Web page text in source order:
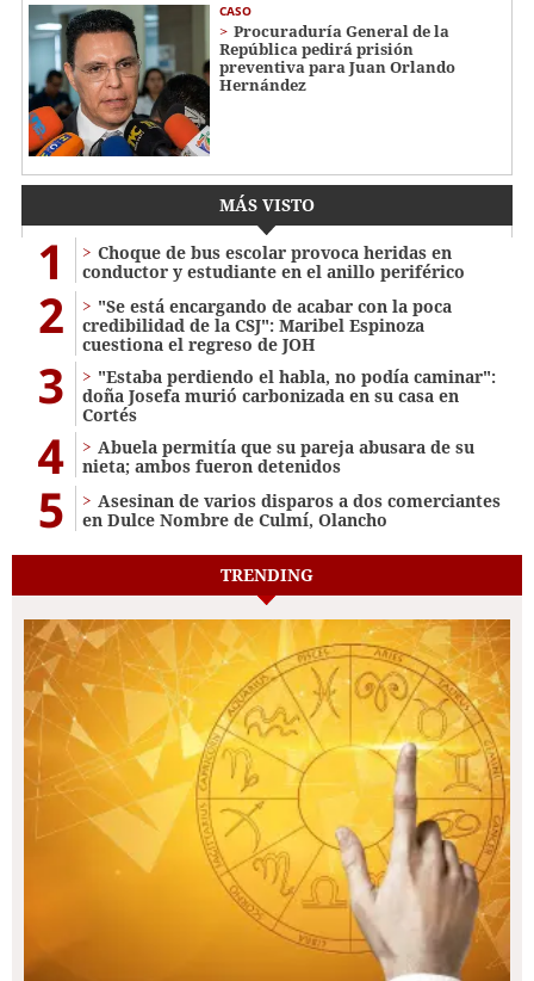
CASO
Procuraduría General de la
República pedirá prisión
preventiva para Juan Orlando
Hernández
MÁS VISTO
1
Choque de bus escolar provoca heridas en
conductor y estudiante en el anillo periférico
2
"Se está encargando de acabar con la poca
credibilidad de la CSJ": Maribel Espinoza
cuestiona el regreso de JOH
3
"Estaba perdiendo el habla, no podía caminar":
doña Josefa murió carbonizada en su casa en
Cortés
4
Abuela permitía que su pareja abusara de su
nieta; ambos fueron detenidos
5
Asesinan de varios disparos a dos comerciantes
en Dulce Nombre de Culmí, Olancho
TRENDING